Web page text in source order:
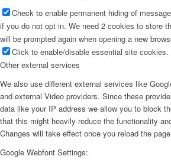
Check to enable permanent hiding of
if you do not opt in. We need 2 cookies to store
will be prompted again when opening a new
Click to enable/disable essential site cookies.
Other external services
We also use different external services like
and external Video providers. Since these
data like your IP address we allow you to block
that this might heavily reduce the functionality
Changes will take effect once you reload the
Google Webfont Settings: